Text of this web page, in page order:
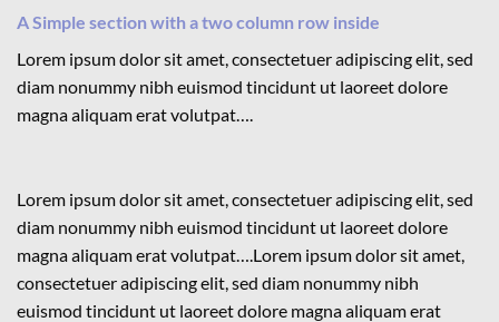
A Simple section with a two column row inside
Lorem ipsum dolor sit amet, consectetuer adipiscing elit, sed
diam nonummy nibh euismod tincidunt ut laoreet dolore
magna aliquam erat volutpat….
Lorem ipsum dolor sit amet, consectetuer adipiscing elit, sed
diam nonummy nibh euismod tincidunt ut laoreet dolore
magna aliquam erat volutpat….Lorem ipsum dolor sit amet,
consectetuer adipiscing elit, sed diam nonummy nibh
euismod tincidunt ut laoreet dolore magna aliquam erat